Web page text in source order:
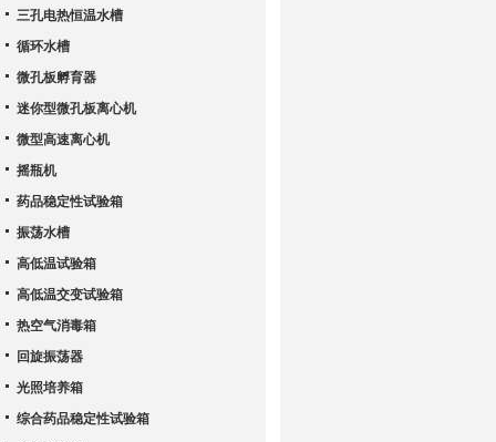
三孔电热恒温水槽
循环水槽
微孔板孵育器
迷你型微孔板离心机
微型高速离心机
摇瓶机
药品稳定性试验箱
振荡水槽
高低温试验箱
高低温交变试验箱
热空气消毒箱
回旋振荡器
光照培养箱
综合药品稳定性试验箱